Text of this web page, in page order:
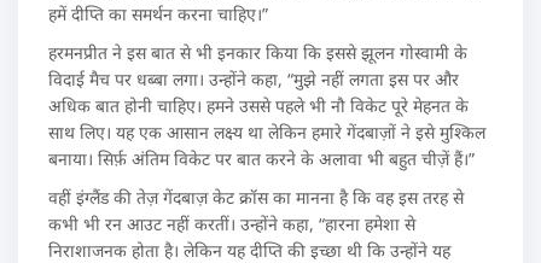
हमें दीप्ति का समर्थन करना चाहिए।”
हरमनप्रीत ने इस बात से भी इनकार किया कि इससे झूलन गोस्वामी के
विदाई मैच पर धब्बा लगा। उन्होंने कहा, “मुझे नहीं लगता इस पर और
अधिक बात होनी चाहिए। हमने उससे पहले भी नौ विकेट पूरे मेहनत के
साथ लिए। यह एक आसान लक्ष्य था लेकिन हमारे गेंदबाज़ों ने इसे मुश्किल
बनाया। सिर्फ़ अंतिम विकेट पर बात करने के अलावा भी बहुत चीज़ें हैं।”
वहीं इंग्लैंड की तेज़ गेंदबाज़ केट क्रॉस का मानना है कि वह इस तरह से
कभी भी रन आउट नहीं करतीं। उन्होंने कहा, “हारना हमेशा से
निराशाजनक होता है। लेकिन यह दीप्ति की इच्छा थी कि उन्होंने यह